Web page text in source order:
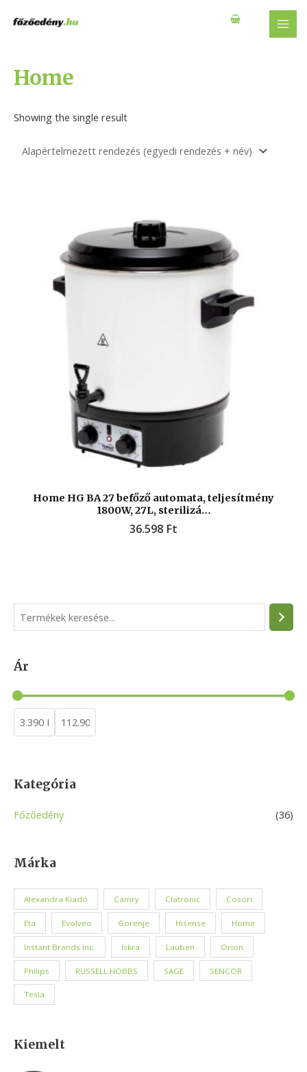
e
r
c
h
Ár
Kategória
Főzőedény (36)
Márka
Alexandra Kiadó Camry Clatronic Cosori
Eta Evolveo Gorenje Hisense Home
Instant Brands Inc. Iskra Lauben Orion
Philips RUSSELL HOBBS SAGE SENCOR
Tesla
Kiemelt
Home
Showing the single result
Home HG BA 27 befőző automata, teljesítmény
1800W, 27L, sterilizá…
36.598 Ft